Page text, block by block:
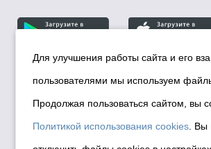
© Департамент информационной
города Новосибирска, 2026
Политика использования
Политика по обработке
Для улучшения работы сайта и его
пользователями мы используем
Продолжая пользоваться сайтом, вы
Политикой использования cookies .